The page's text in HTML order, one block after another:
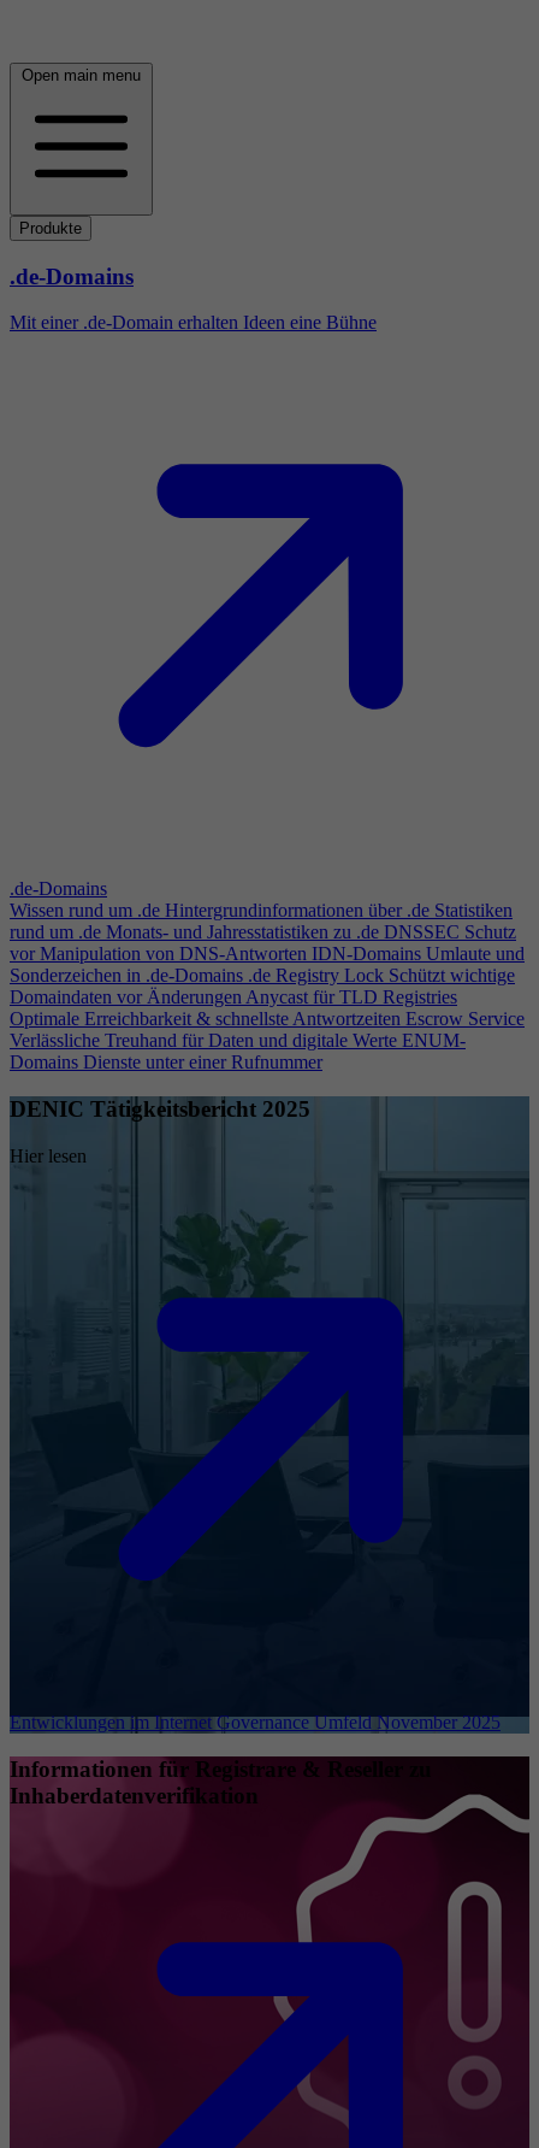
Open main menu
Produkte
.de-Domains
Mit einer .de-Domain erhalten Ideen eine Bühne
.de-Domains
Wissen rund um .de Hintergrundinformationen über .de Statistiken
rund um .de Monats- und Jahresstatistiken zu .de DNSSEC Schutz
vor Manipulation von DNS-Antworten IDN-Domains Umlaute und
Sonderzeichen in .de-Domains .de Registry Lock Schützt wichtige
Domaindaten vor ÄnderungenAnycast für TLD Registries
Optimale Erreichbarkeit & schnellste Antwortzeiten Escrow Service
Verlässliche Treuhand für Daten und digitale Werte ENUM-
Domains Dienste unter einer Rufnummer
DENIC Tätigkeitsbericht 2025
Hier lesen
Entwicklungen im Internet Governance Umfeld November 2025
Informationen für Registrare & Reseller zu
Inhaberdatenverifikation